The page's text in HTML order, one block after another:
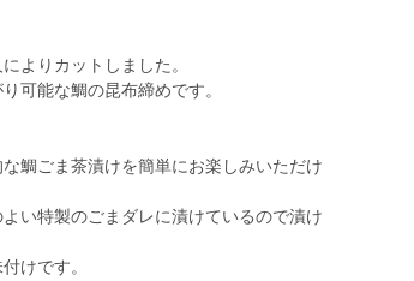
よりカットしました。
可能な鯛の昆布締めです。
鯛ごま茶漬けを簡単にお楽しみいただけ
い特製のごまダレに漬けているので漬け
けです。